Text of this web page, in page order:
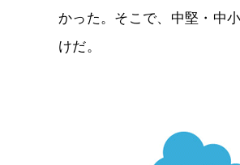
かった。そこで、中堅・中
けだ。